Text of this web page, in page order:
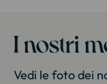
Industria degli snack
I nostri
Vedi le foto dei